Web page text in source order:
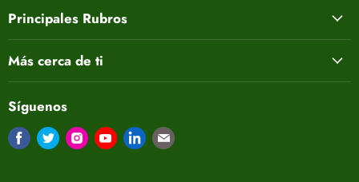
Principales Rubros
Más cerca de ti
Síguenos
Encuéntrenos en Facebook
Encuéntrenos en Twitter
Encuéntrenos en Instagram
Encuéntrenos en Youtube
Encuéntrenos en LinkedIn
Encuéntrenos en Correo